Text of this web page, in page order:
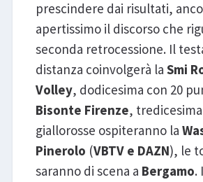
prescindere dai risultati,
apertissimo il discorso che
seconda retrocessione. Il
distanza coinvolgerà la Smi
Volley, dodicesima con 20
Bisonte Firenze, tredicesima
giallorosse ospiteranno la
Pinerolo (VBTV e DAZN), le
saranno di scena a Bergamo.